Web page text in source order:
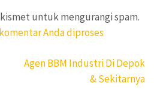
untuk mengurangi spam.
Anda diproses
Agen BBM Industri Di Depok
& Sekitarnya